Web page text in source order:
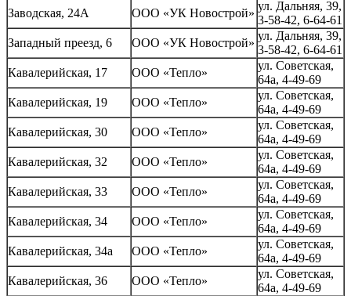
Заводская, 24А
ООО «УК Новострой»
ул. Дальняя, 39,
3-58-42, 6-64-61
Западный преезд, 6
ООО «УК Новострой»
ул. Дальняя, 39,
3-58-42, 6-64-61
Кавалерийская, 17
ООО «Тепло»
ул. Советская,
64а, 4-49-69
Кавалерийская, 19
ООО «Тепло»
ул. Советская,
64а, 4-49-69
Кавалерийская, 30
ООО «Тепло»
ул. Советская,
64а, 4-49-69
Кавалерийская, 32
ООО «Тепло»
ул. Советская,
64а, 4-49-69
Кавалерийская, 33
ООО «Тепло»
ул. Советская,
64а, 4-49-69
Кавалерийская, 34
ООО «Тепло»
ул. Советская,
64а, 4-49-69
Кавалерийская, 34а
ООО «Тепло»
ул. Советская,
64а, 4-49-69
Кавалерийская, 36
ООО «Тепло»
ул. Советская,
64а, 4-49-69